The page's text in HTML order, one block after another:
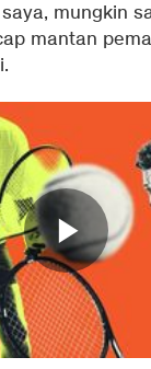
mungkin
mantan